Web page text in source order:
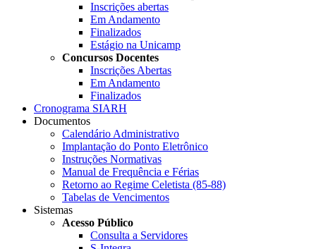
Inscrições abertas
Em Andamento
Finalizados
Estágio na Unicamp
Concursos Docentes
Inscrições Abertas
Em Andamento
Finalizados
Cronograma SIARH
Documentos
Calendário Administrativo
Implantação do Ponto Eletrônico
Instruções Normativas
Manual de Frequência e Férias
Retorno ao Regime Celetista (85-88)
Tabelas de Vencimentos
Sistemas
Acesso Público
Consulta a Servidores